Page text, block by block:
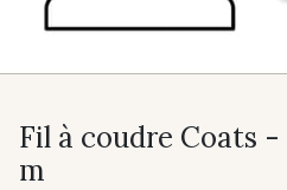
Fil à coudre Coats
m